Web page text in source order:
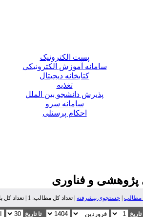
پست الکترونیک
سامانه آموزش الکترونیکی
کتابخانه دیجیتال
تغذیه
پذیرش دانشجو بین الملل
سامانه سرو
احکام پرسنلی
پژوهشی و فناوری
مطالب جستجوی پیشرفته | تعداد کل مطالب: 1 | تعداد کل بازدید های مطالب: 12,738 |
تا تاریخ